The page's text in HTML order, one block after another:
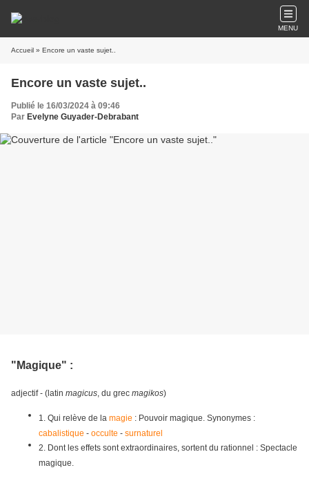
MENU
Accueil » Encore un vaste sujet..
Encore un vaste sujet..
Publié le 16/03/2024 à 09:46
Par Evelyne Guyader-Debrabant
"Magique" :
adjectif - (latin magicus , du grec magikos)
1. Qui relève de la magie : Pouvoir magique. Synonymes :
cabalistique - occulte - surnaturel
2.
Dont les effets sont extraordinaires, sortent du rationnel : Spectacle
magique.